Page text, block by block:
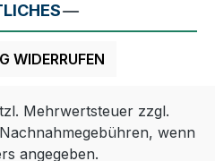
WIDERRUFEN
Mehrwertsteuer zzgl.
wenn
angegeben.